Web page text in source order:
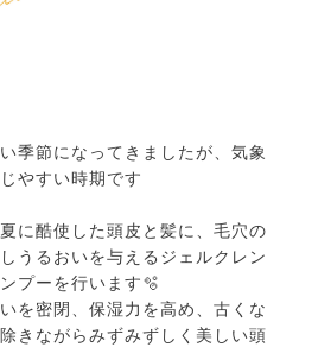
季節になってきましたが、気象
やすい時期です
に酷使した頭皮と髪に、毛穴の
うるおいを与えるジェルクレン
プーを行います🫧
を密閉、保湿力を高め、古くな
きながらみずみずしく美しい頭